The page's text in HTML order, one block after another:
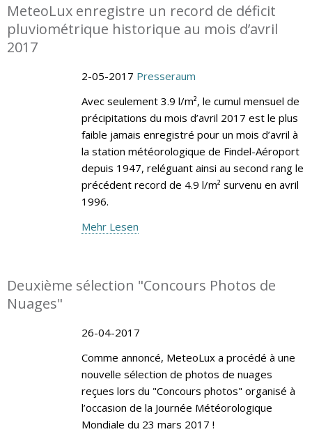
MeteoLux enregistre un record de déficit
pluviométrique historique au mois d’avril
2017
2-05-2017 Presseraum
Avec seulement 3.9 l/m², le cumul mensuel de
précipitations du mois d’avril 2017 est le plus
faible jamais enregistré pour un mois d’avril à
la station météorologique de Findel-Aéroport
depuis 1947, reléguant ainsi au second rang le
précédent record de 4.9 l/m² survenu en avril
1996.
Mehr Lesen
Deuxième sélection "Concours Photos de
Nuages"
26-04-2017
Comme annoncé, MeteoLux a procédé à une
nouvelle sélection de photos de nuages
reçues lors du "Concours photos" organisé à
l’occasion de la Journée Météorologique
Mondiale du 23 mars 2017 !